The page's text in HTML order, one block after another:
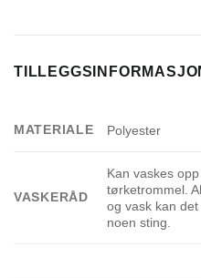
MATERIALE Polyester
VASKERÅD
Kan vaskes
tørketrommel.
og vask kan
noen sting.